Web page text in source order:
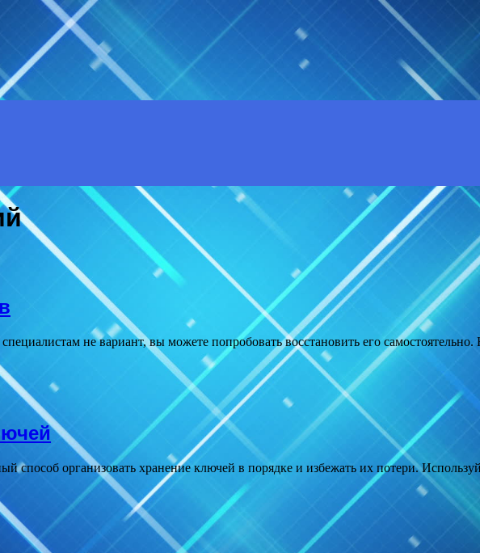
не вариант, вы можете попробовать восстановить его
способ организовать хранение ключей в порядке и избежать их потери.